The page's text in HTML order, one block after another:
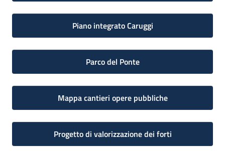
Piano integrato Caruggi
Parco del Ponte
Mappa cantieri opere pubbliche
Progetto di valorizzazione dei forti